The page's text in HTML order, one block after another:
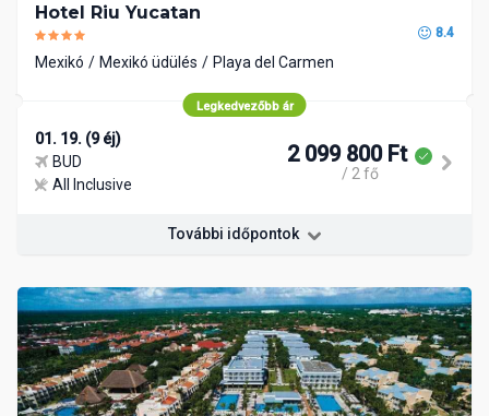
Hotel Riu Yucatan
8.4
Mexikó Mexikó üdülés Playa del Carmen
Legkedvezőbb ár
01. 19. (9 éj)
BUD
All Inclusive
2 099 800 Ft
/ 2 fő
További időpontok